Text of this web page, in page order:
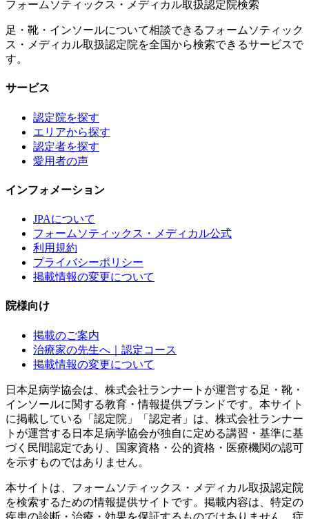
フォームソティックス・メディカル取扱認定院検索
足・靴・インソールについて相談できるフォームソティック
ス・メディカル取扱認定院を全国から検索できるサービスで
す。
サービス
認定院を探す
エリアから探す
認定者を探す
愛用者の声
インフォメーション
JPAについて
フォームソティックス・メディカル公式
利用規約
プライバシーポリシー
掲載情報の変更について
院様向け
掲載のご案内
治療家の先生へ｜認定コース
掲載情報の変更について
日本足病学協会は、株式会社ランナートが運営する足・靴・
インソールに関する教育・情報提供ブランドです。本サイト
に掲載している「認定院」「認定者」は、株式会社ランナー
トが運営する日本足病学協会が独自に定める講習・基準に基
づく民間認定であり、国家資格・公的資格・医療機関の認可
を示すものではありません。
本サイトは、フォームソティックス・メディカル取扱認定院
を検索するための情報提供サイトです。掲載内容は、特定の
疾患の診断・治療・効果を保証するものではありません。症